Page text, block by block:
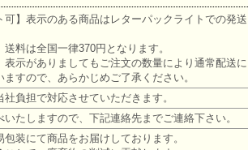
】表示のある商品はレターパックライトでの発送
料は全国一律370円となります。
示がありましてもご注文の数量により通常配送に
すので、あらかじめご了承ください。
負担で対応させていただきます。
たしますので、下記連絡先までご連絡下さい。
装にて商品をお届けしております。